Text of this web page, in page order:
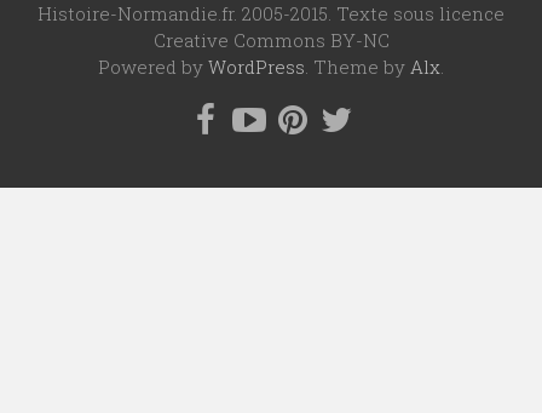
Histoire-Normandie.fr. 2005-2015. Texte sous licence
Creative Commons BY-NC
Powered by WordPress. Theme by Alx.